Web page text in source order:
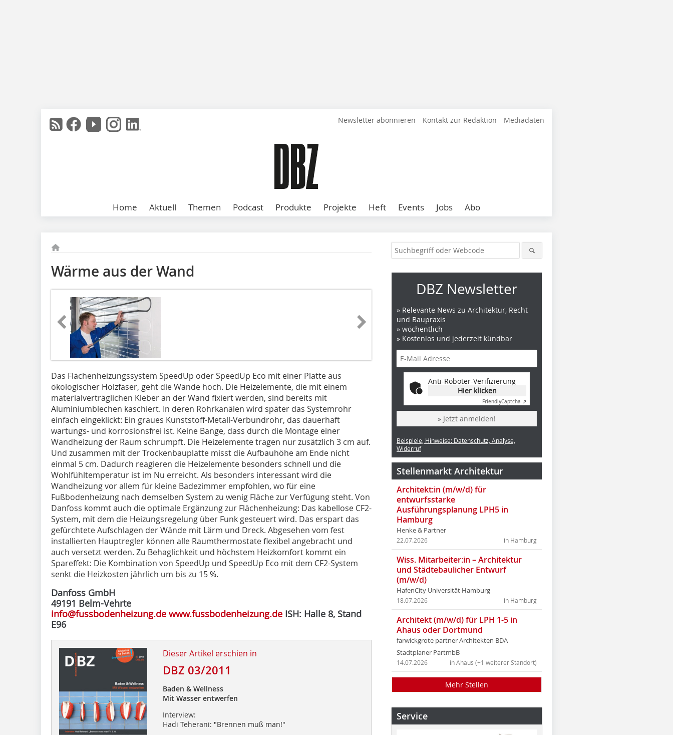
Newsletter abonnieren Kontakt zur Redaktion Mediadaten
Home Aktuell Themen Podcast Produkte Projekte Heft Events Jobs Abo
Wärme aus der Wand
Das Flächenheizungssystem SpeedUp oder SpeedUp Eco mit einer Platte aus
ökologischer Holzfaser, geht die Wände hoch. Die Heizelemente, die mit einem
materialverträglichen Kleber an der Wand fixiert werden, sind bereits mit
Aluminiumblechen kaschiert. In deren Rohrkanälen wird später das Systemrohr
einfach eingeklickt: Ein graues Kunststoff-Metall-Verbundrohr, das dauerhaft
wartungs- und korrosionsfrei ist. Keine Bange, dass durch die Montage einer
Wandheizung der Raum schrumpft. Die Heizelemente tragen nur zusätzlich 3 cm auf.
Und zusammen mit der Trockenbauplatte misst die Aufbauhöhe am Ende nicht
einmal 5 cm. Dadurch reagieren die Heizelemente besonders schnell und die
Wohlfühltemperatur ist im Nu erreicht. Als besonders interessant wird die
Wandheizung vor allem für kleine Badezimmer empfohlen, wo für eine
Fußbodenheizung nach demselben System zu wenig Fläche zur Verfügung steht. Von
Danfoss kommt auch die optimale Ergänzung zur Flächenheizung: Das kabellose CF2-
System, mit dem die Heizungsregelung über Funk gesteuert wird. Das erspart das
gefürchtete Aufschlagen der Wände mit Lärm und Dreck. Abgesehen vom fest
installierten Hauptregler können alle Raumthermostate flexibel angebracht und
auch versetzt werden. Zu Behaglichkeit und höchstem Heizkomfort kommt ein
Spareffekt: Die Kombination von SpeedUp und SpeedUp Eco mit dem CF2-System
senkt die Heizkosten jährlich um bis zu 15 %.
Danfoss GmbH
49191 Belm-Vehrte
info@fussbodenheizung.de www.fussbodenheizung.de ISH: Halle 8, Stand
E96
Dieser Artikel erschien in
DBZ 03/2011
Baden & Wellness
Mit Wasser entwerfen
Interview:
Hadi Teherani: "Brennen muß man!"
DBZ Newsletter
» Relevante News zu Architektur, Recht
und Baupraxis
» wöchentlich
» Kostenlos und jederzeit kündbar
Anti-Roboter-Verifizierung
Hier klicken
FriendlyCaptcha ⇗
» Jetzt anmelden!
Beispiele, Hinweise: Datenschutz, Analyse,
Widerruf
Stellenmarkt Architektur
Architekt:in (m/w/d) für
entwurfsstarke
Ausführungsplanung LPH5 in
Hamburg
Henke & Partner
in Hamburg
22.07.2026
Wiss. Mitarbeiter:in – Architektur
und Städtebaulicher Entwurf
(m/w/d)
HafenCity Universität Hamburg
in Hamburg
18.07.2026
Architekt (m/w/d) für LPH 1-5 in
Ahaus oder Dortmund
farwickgrote partner Architekten BDA
Stadtplaner PartmbB
in Ahaus (+1 weiterer Standort)
14.07.2026
Mehr Stellen
Service